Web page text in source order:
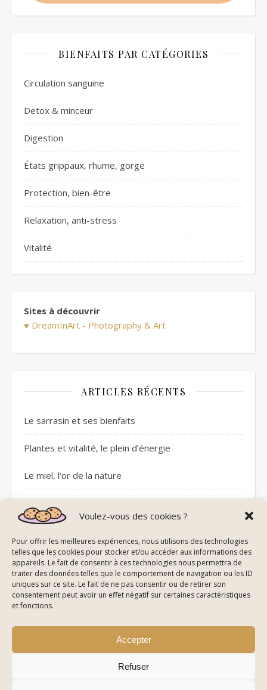
Voulez-vous des cookies ?
Pour offrir les meilleures expériences, nous utilisons des technologies
telles que les cookies pour stocker et/ou accéder aux informations des
appareils. Le fait de consentir à ces technologies nous permettra de
traiter des données telles que le comportement de navigation ou les ID
uniques sur ce site. Le fait de ne pas consentir ou de retirer son
consentement peut avoir un effet négatif sur certaines caractéristiques
et fonctions.
Accepter
Refuser
BIENFAITS PAR CATÉGORIES
Circulation sanguine
Detox & minceur
Digestion
États grippaux, rhume, gorge
Protection, bien-être
Relaxation, anti-stress
Vitalité
Sites à découvrir
♥ DreamInArt - Photography & Art
ARTICLES RÉCENTS
Le sarrasin et ses bienfaits
Plantes et vitalité, le plein d’énergie
Le miel, l’or de la nature
© All Right Reserved Energie De La Nature
Mentions Légales
Plan du Site